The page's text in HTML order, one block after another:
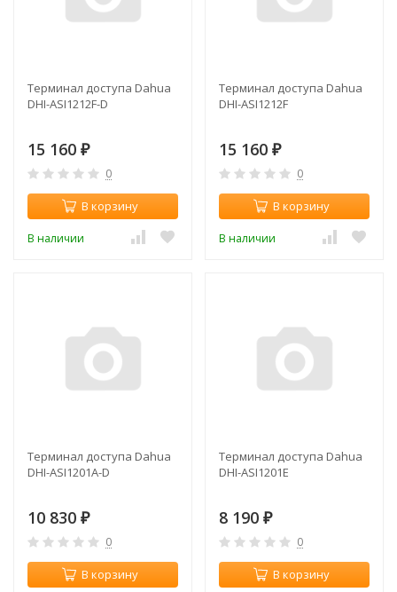
Терминал доступа Dahua
DHI-ASI1212F-D
15 160 ₽
0
В корзину
В наличии
Терминал доступа Dahua
DHI-ASI1212F
15 160 ₽
0
В корзину
В наличии
Терминал доступа Dahua
DHI-ASI1201A-D
10 830 ₽
0
В корзину
Терминал доступа Dahua
DHI-ASI1201E
8 190 ₽
0
В корзину